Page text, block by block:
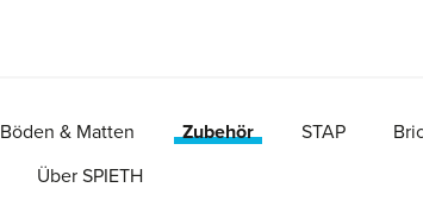
Böden & Matten Zubehör STAP
Über SPIETH